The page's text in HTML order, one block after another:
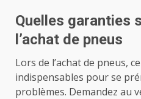
Quelles garanties
l’achat de pneus
Lors de l’achat de pneus,
indispensables pour se
problèmes. Demandez au